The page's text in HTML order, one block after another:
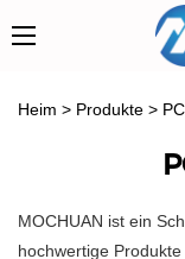
Heim > Produkte >
MOCHUAN ist ein
hochwertige